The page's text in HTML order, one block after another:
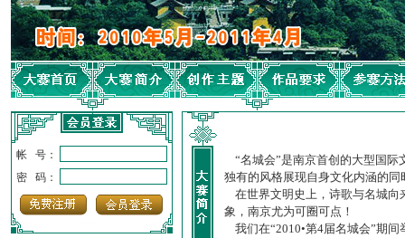
帐 号：
密 码：
“名城会”是南京首创的大型国际
独有的风格展现自身文化内涵的
在世界文明史上，诗歌与名城向
象，南京尤为可圈可点！
我们在“2010•第4届名城会”期